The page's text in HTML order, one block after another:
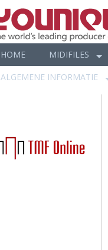
HOME MIDIFILES
ALGEMENE INFORMATIE